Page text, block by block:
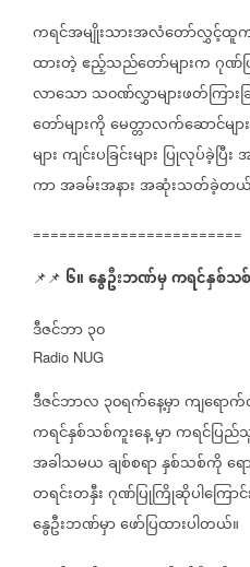
ကရင်အမျိုးသားအလံတော်လွှင့်ထူ
ထား‌တဲ့ဧည့်သည်တော်များကဂုဏ်ပ
လာသောသ၀ဏ်လွှာများဖတ်ကြားခြ
တော်များကိုမေတ္တာလက်ဆောင်မျာ
များကျင်းပခြင်းများ ပြုလုပ်ခဲ့ပြီး
ကာအခမ်းအနားအဆုံးသတ်ခဲ့တ
========================
📌📌 ၆။နွေဦးဘဏ်မှကရင်နှစ်သ
ဒီဇင်ဘာ၃၀
Radio NUG
ဒီဇင်ဘာလ ၃၀ရက်နေ့မှာကျရော
ကရင်နှစ်သစ်ကူးနေ့မှာကရင်ပြ
အခါသမယချစ်စရာနှစ်သစ်ကိုရေ
တရင်းတနှီးဂုဏ်ပြုကြိုဆိုပါကြောင်
နွေဦးဘဏ်မှာဖော်ပြထားပါတယ်။